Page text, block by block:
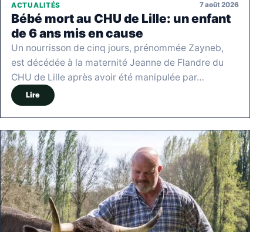
ACTUALITÉS 7 août 2026
Bébé mort au CHU de Lille: un enfant
de 6 ans mis en cause
Un nourrisson de cinq jours, prénommée Zayneb,
est décédée à la maternité Jeanne de Flandre du
CHU de Lille après avoir été manipulée par…
Lire